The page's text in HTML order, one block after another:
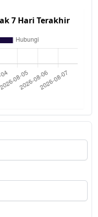
7 Hari Terakhir